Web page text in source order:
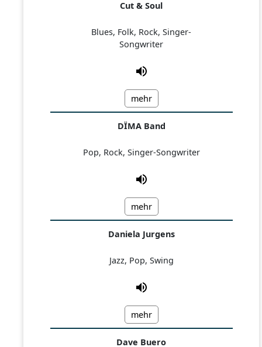
Cut & Soul
Blues, Folk, Rock, Singer-
Songwriter
mehr
DÏMA Band
Pop, Rock, Singer-Songwriter
mehr
Daniela Jurgens
Jazz, Pop, Swing
mehr
Dave Buero